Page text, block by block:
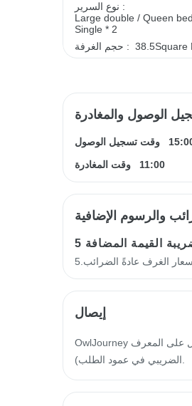
نوع السرير :
Large double / Queen
Single * 2
حجم الغرفة : 38.5Square
الوصول والمغادرة
وقت تسجيل الوصول
وقت المغادرة
11:00
والرسوم الإضافية
القيمة المضافة
إيصال
OwlJourney سيتم إصدار فاتورة إلكترونية خلال 14 يوم عمل من تاريخ تسجيل المغادرة (حدد طلبك للحصول على المعرف
الضريبي في عمود الطلب).